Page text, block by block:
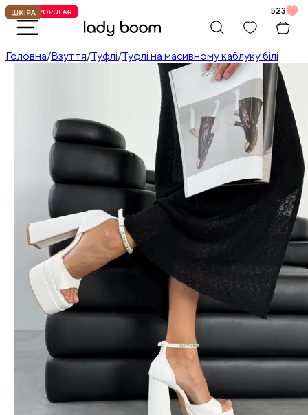
Головна/Взуття/Туфлі/Туфлі на масивному каблуку білі
523